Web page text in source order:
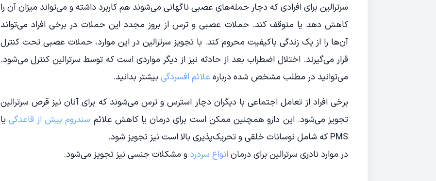
سرترالین برای افرادی که دچار حمله‌‌های عصبی ناگهانی می‌شوند هم کاربرد داشته و می‌تواند میزان آن را
کاهش دهد یا متوقف کند. حملات عصبی و ترس از بروز مجدد این حملات در برخی افراد می‌تواند
آن‌ها را از یک زندگی باکیفیت محروم کند. با تجویز سرترالین در این موارد، حملات عصبی تحت کنترل
قرار می‌گیرند. اختلال اضطراب بعد از حادثه نیز از دیگر مواردی است که توسط سرترالین کنترل می‌شود.
می‌توانید در مطلب مشخص شده درباره علائم افسردگی بیشتر بدانید.
برخی افراد از تعامل اجتماعی با دیگران دچار استرس و ترس می‌شوند که برای آنان نیز قرص سرترالین
تجویز می‌شود. این دارو همچنین ممکن است برای درمان یا کاهش علائم سندروم پیش از قاعدگی یا
PMS که شامل نوسانات خلقی و تحریک‌پذیری بالا است ‌نیز تجویز شود.
در موارد نادری سرترالین برای درمان انواع سردردو مشکلات جنسی نیز تجویز می‌شود.